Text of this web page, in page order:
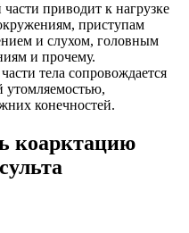
приводит к нагрузке
приступам
и слухом, головным
и прочему.
тела сопровождается
утомляемостью,
конечностей.
коарктацию